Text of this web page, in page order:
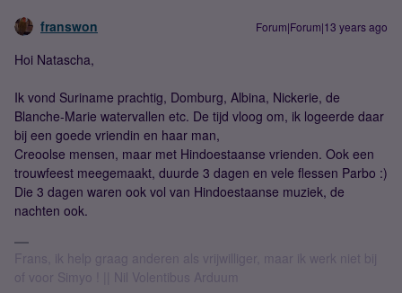
franswon Forum|Forum|13 years ago
Hoi Natascha,
Ik vond Suriname prachtig, Domburg, Albina, Nickerie, de
Blanche-Marie watervallen etc. De tijd vloog om, ik logeerde daar
bij een goede vriendin en haar man,
Creoolse mensen, maar met Hindoestaanse vrienden. Ook een
trouwfeest meegemaakt, duurde 3 dagen en vele flessen Parbo :)
Die 3 dagen waren ook vol van Hindoestaanse muziek, de
nachten ook.
Frans, ik help graag anderen als vrijwilliger, maar ik werk niet bij
of voor Simyo ! || Nil Volentibus Arduum